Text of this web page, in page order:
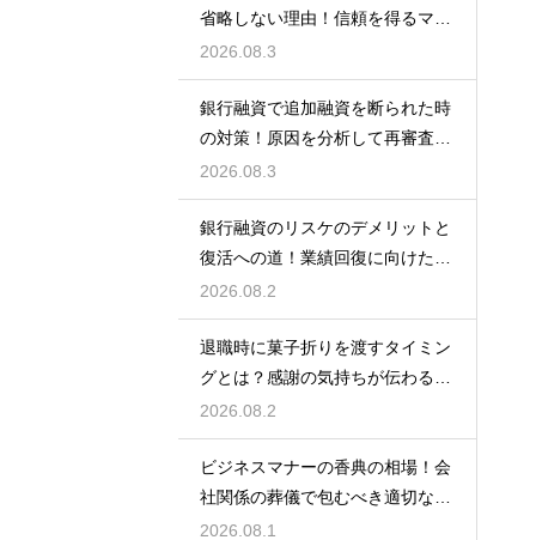
省略しない理由！信頼を得るマナ
ー
2026.08.3
銀行融資で追加融資を断られた時
の対策！原因を分析して再審査を
狙う
2026.08.3
銀行融資のリスケのデメリットと
復活への道！業績回復に向けた事
業計画
2026.08.2
退職時に菓子折りを渡すタイミン
グとは？感謝の気持ちが伝わる正
しいマナー
2026.08.2
ビジネスマナーの香典の相場！会
社関係の葬儀で包むべき適切な金
額の目安
2026.08.1